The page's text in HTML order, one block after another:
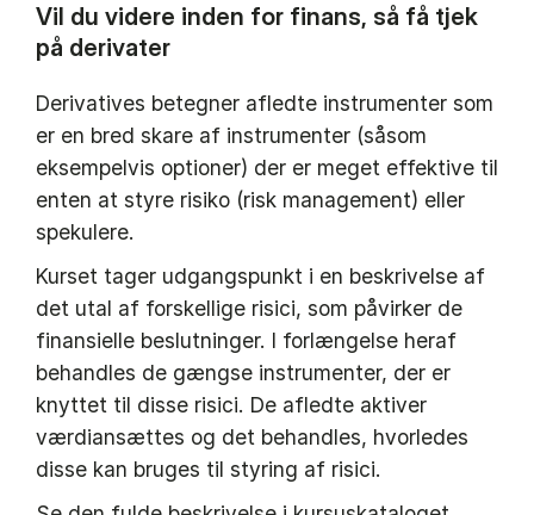
Vil du videre inden for finans, så få tjek
på derivater
Derivatives betegner afledte instrumenter som
er en bred skare af instrumenter (såsom
eksempelvis optioner) der er meget effektive til
enten at styre risiko (risk management) eller
spekulere.
Kurset tager udgangspunkt i en beskrivelse af
det utal af forskellige risici, som påvirker de
finansielle beslutninger. I forlængelse heraf
behandles de gængse instrumenter, der er
knyttet til disse risici. De afledte aktiver
værdiansættes og det behandles, hvorledes
disse kan bruges til styring af risici.